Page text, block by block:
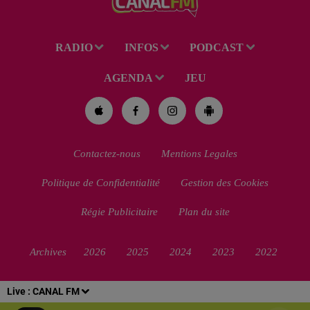
Live : CANAL FM
RADIO INFOS PODCAST
AGENDA JEU
Contactez-nous Mentions Legales
Politique de Confidentialité Gestion des Cookies
Régie Publicitaire Plan du site
Archives 2026 2025 2024 2023 2022